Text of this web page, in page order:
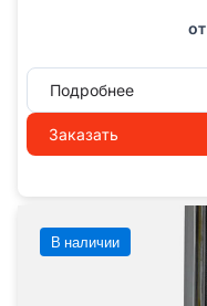
от
Подробнее
Заказать
В наличии